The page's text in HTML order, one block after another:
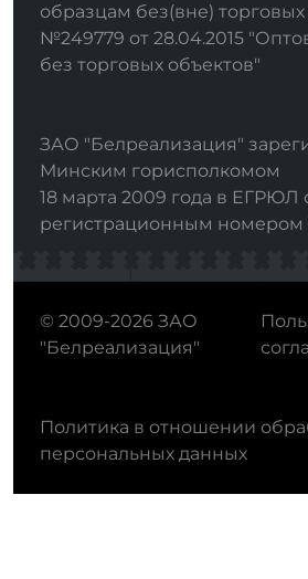
образцам без(вне) торговых
№249779 от 28.04.2015
без торговых объектов"
ЗАО "Белреализация"
Минским горисполкомом
18 марта 2009 года в ЕГРЮЛ
регистрационным номером
© 2009-2026 ЗАО
"Белреализация"
Политика в отношении
персональных данных